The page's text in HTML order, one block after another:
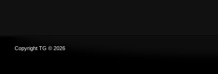
Copyright TG © 2026